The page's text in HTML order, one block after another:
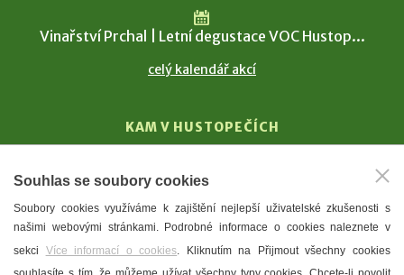
Vinařství Prchal | Letní degustace VOC Hustop...
celý kalendář akcí
KAM V HUSTOPEČÍCH
T. G. Masaryk
Mandloně
Ubytování
Restaurace
Souhlas se soubory cookies
Soubory cookies využíváme k zajištění nejlepší uživatelské zkušenosti s
našimi webovými stránkami. Podrobné informace o cookies naleznete v
sekci Více informací o cookies. Kliknutím na Přijmout všechny cookies